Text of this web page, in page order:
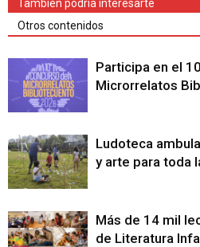
También podría interesarte
Otros contenidos
Participa en el
Microrrelatos
Ludoteca
y arte para toda
Más de 14 mil
de Literatura